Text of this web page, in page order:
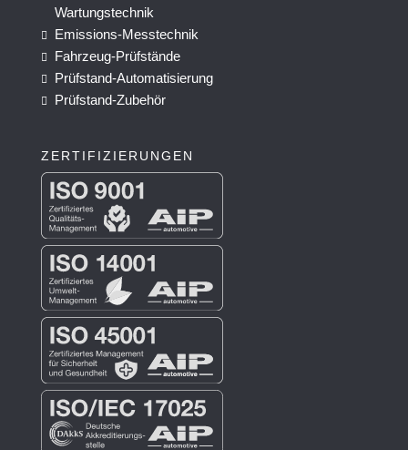
Wartungstechnik
 Emissions-Messtechnik
 Fahrzeug-Prüfstände
 Prüfstand-Automatisierung
 Prüfstand-Zubehör
ZERTIFI­ZIERUNGEN